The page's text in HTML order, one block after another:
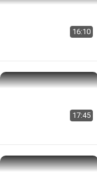
16:10
17:45